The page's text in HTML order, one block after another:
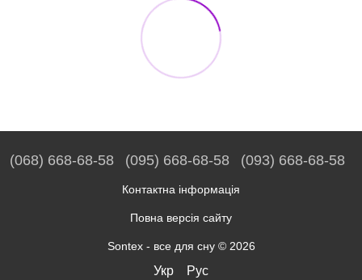
(068) 668-68-58 (095) 668-68-58 (093) 668-68-58
Контактна інформація
Повна версія сайту
Sontex - все для сну © 2026
Укр Рус